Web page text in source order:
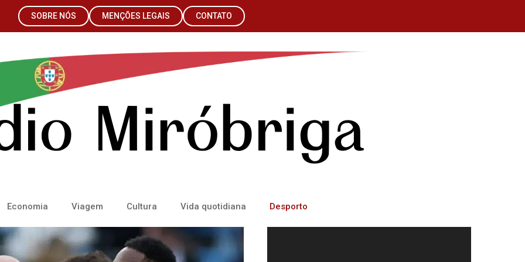
SOBRE NÓS MENÇÕES LEGAIS CONTATO
Economia Viagem Cultura Vida quotidiana Desporto